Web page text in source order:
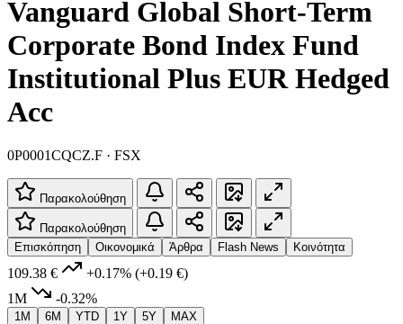
Vanguard Global Short-Term
Corporate Bond Index Fund
Institutional Plus EUR Hedged
Acc
0P0001CQCZ.F · FSX
Παρακολούθηση
Παρακολούθηση
Επισκόπηση
Οικονομικά Άρθρα Flash News Κοινότητα
109.38 € +0.17% (+0.19 €)
1M
-0.32%
1M 6M YTD 1Y 5Y MAX